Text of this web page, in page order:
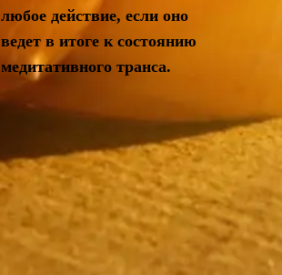
любое действие, если оно
ведет в итоге к состоянию
медитативного транса.